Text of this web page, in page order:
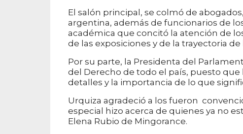
El salón principal, se colmó de
argentina, además de funcionarios de
académica que concitó la atención de
de las exposiciones y de la trayectoria de
Por su parte, la Presidenta del
del Derecho de todo el país, puesto
detalles y la importancia de lo que
Urquiza agradeció a los fueron
especial hizo acerca de quienes ya no
Elena Rubio de Mingorance.